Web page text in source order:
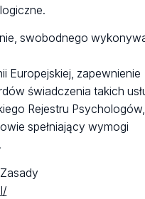
swobodnego
Europejskiej, zapewnienie
świadczenia takich
Rejestru
spełniający wymogi